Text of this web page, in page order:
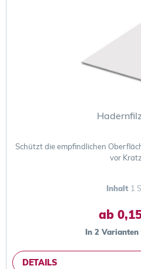
Schützt die empfindlichen
vor
Inhalt 1
ab
In 2
DETAILS